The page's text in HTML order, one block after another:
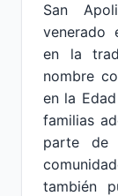
San
venerado
en la
nombre
en la
familias
parte de
también